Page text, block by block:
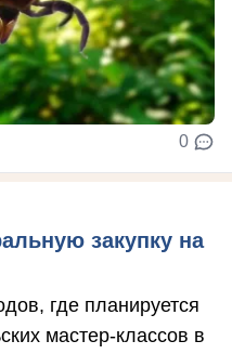
0
закупку на
где планируется
мастер-классов в